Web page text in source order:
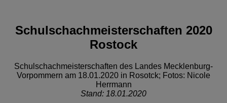
Schulschachmeisterschaften 2020
Rostock
Schulschachmeisterschaften des Landes Mecklenburg-
Vorpommern am 18.01.2020 in Rosotck; Fotos: Nicole
Herrmann
Stand: 18.01.2020